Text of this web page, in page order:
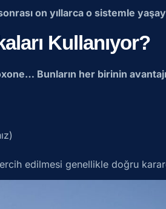
on yıllarca o sistemle
Kullanıyor?
Bunların her birinin
edilmesi genellikle doğru